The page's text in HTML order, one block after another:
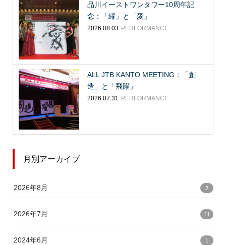
品川イーストワンタワー10周年記
念：「縁」と「愛」
2026.08.03 PERFORMANCE
ALL JTB KANTO MEETING：「創
造」と「飛躍」
2026.07.31 PERFORMANCE
月別アーカイブ
2026年8月 2
2026年7月 11
2024年6月 1